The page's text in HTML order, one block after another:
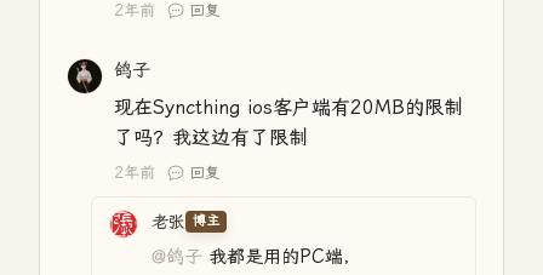
2年前 回复
鸽子
现在Syncthing ios客户端有20MB的限制
了吗？我这边有了限制
2年前 回复
老张 博主
@鸽子 我都是用的PC端，